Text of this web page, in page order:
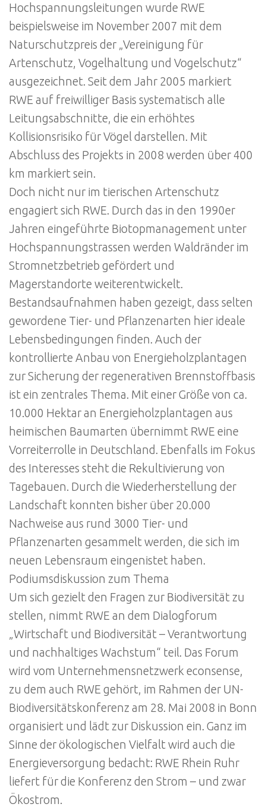
Hochspannungsleitungen wurde RWE
beispielsweise im November 2007 mit dem
Naturschutzpreis der „Vereinigung für
Artenschutz, Vogelhaltung und Vogelschutz“
ausgezeichnet. Seit dem Jahr 2005 markiert
RWE auf freiwilliger Basis systematisch alle
Leitungsabschnitte, die ein erhöhtes
Kollisionsrisiko für Vögel darstellen. Mit
Abschluss des Projekts in 2008 werden über 400
km markiert sein.
Doch nicht nur im tierischen Artenschutz
engagiert sich RWE. Durch das in den 1990er
Jahren eingeführte Biotopmanagement unter
Hochspannungstrassen werden Waldränder im
Stromnetzbetrieb gefördert und
Magerstandorte weiterentwickelt.
Bestandsaufnahmen haben gezeigt, dass selten
gewordene Tier- und Pflanzenarten hier ideale
Lebensbedingungen finden. Auch der
kontrollierte Anbau von Energieholzplantagen
zur Sicherung der regenerativen Brennstoffbasis
ist ein zentrales Thema. Mit einer Größe von ca.
10.000 Hektar an Energieholzplantagen aus
heimischen Baumarten übernimmt RWE eine
Vorreiterrolle in Deutschland. Ebenfalls im Fokus
des Interesses steht die Rekultivierung von
Tagebauen. Durch die Wiederherstellung der
Landschaft konnten bisher über 20.000
Nachweise aus rund 3000 Tier- und
Pflanzenarten gesammelt werden, die sich im
neuen Lebensraum eingenistet haben.
Podiumsdiskussion zum Thema
Um sich gezielt den Fragen zur Biodiversität zu
stellen, nimmt RWE an dem Dialogforum
„Wirtschaft und Biodiversität – Verantwortung
und nachhaltiges Wachstum“ teil. Das Forum
wird vom Unternehmensnetzwerk econsense,
zu dem auch RWE gehört, im Rahmen der UN-
Biodiversitätskonferenz am 28. Mai 2008 in Bonn
organisiert und lädt zur Diskussion ein. Ganz im
Sinne der ökologischen Vielfalt wird auch die
Energieversorgung bedacht: RWE Rhein Ruhr
liefert für die Konferenz den Strom – und zwar
Ökostrom.